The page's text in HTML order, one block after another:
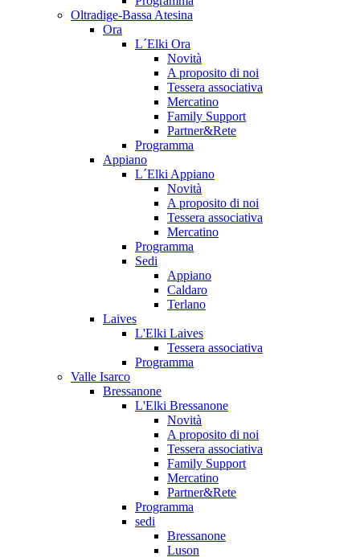
Oltradige-Bassa Atesina
Ora
L´Elki Ora
Novità
A proposito di noi
Tessera associativa
Mercatino
Family Support
Partner&Rete
Programma
Appiano
L´Elki Appiano
Novità
A proposito di noi
Tessera associativa
Mercatino
Programma
Sedi
Appiano
Caldaro
Terlano
Laives
L'Elki Laives
Tessera associativa
Programma
Valle Isarco
Bressanone
L'Elki Bressanone
Novità
A proposito di noi
Tessera associativa
Family Support
Mercatino
Partner&Rete
Programma
sedi
Bressanone
Luson